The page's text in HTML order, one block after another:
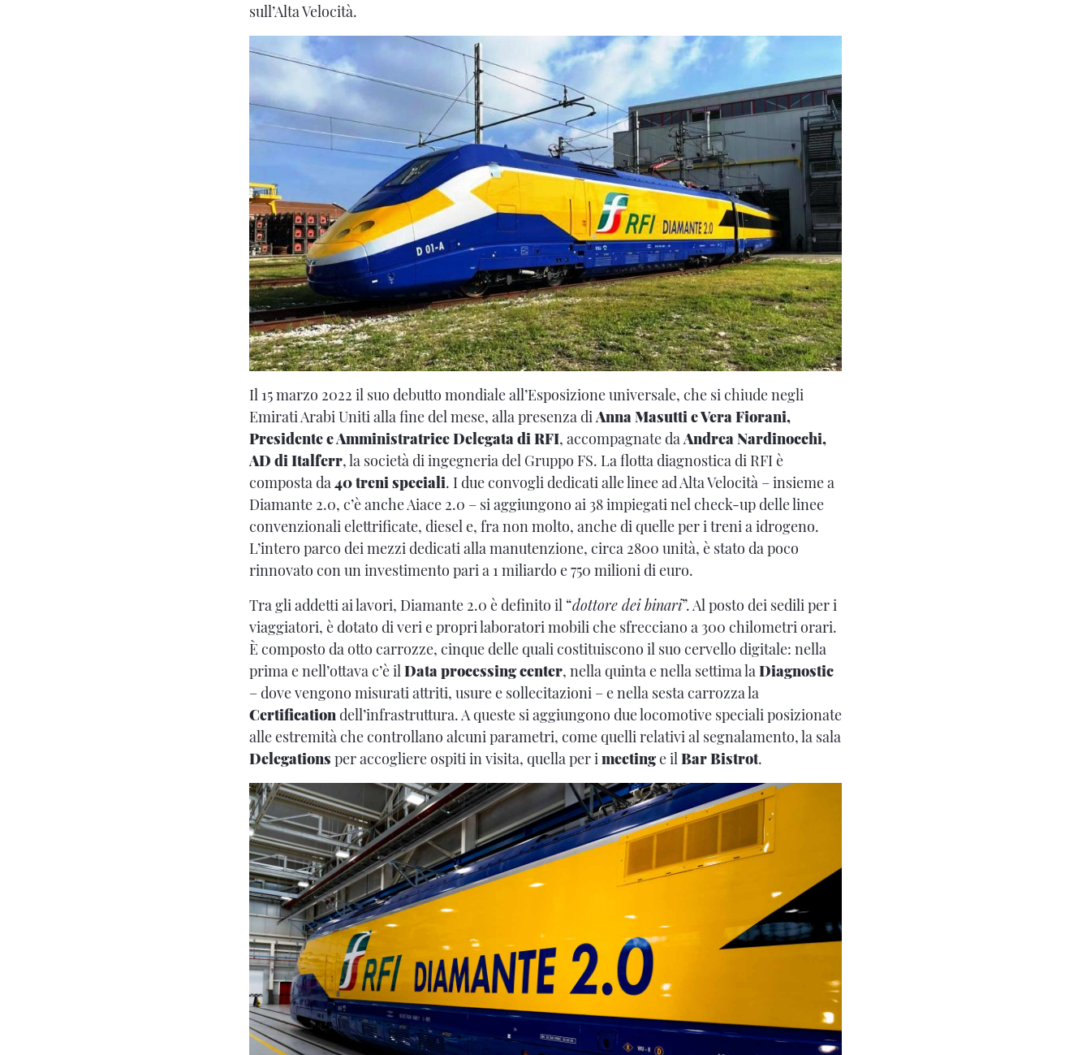
sull’Alta Velocità.
Il 15 marzo 2022 il suo debutto mondiale all’Esposizione universale, che si chiude negli
Emirati Arabi Uniti alla fine del mese, alla presenza di Anna Masutti e Vera Fiorani,
Presidente e Amministratrice Delegata di RFI, accompagnate da Andrea Nardinocchi,
AD di Italferr, la società di ingegneria del Gruppo FS. La flotta diagnostica di RFI è
composta da 40 treni speciali. I due convogli dedicati alle linee ad Alta Velocità – insieme a
Diamante 2.0, c’è anche Aiace 2.0 – si aggiungono ai 38 impiegati nel check-up delle linee
convenzionali elettrificate, diesel e, fra non molto, anche di quelle per i treni a idrogeno.
L’intero parco dei mezzi dedicati alla manutenzione, circa 2800 unità, è stato da poco
rinnovato con un investimento pari a 1 miliardo e 750 milioni di euro.
Tra gli addetti ai lavori, Diamante 2.0 è definito il “dottore dei binari”. Al posto dei sedili per i
viaggiatori, è dotato di veri e propri laboratori mobili che sfrecciano a 300 chilometri orari.
È composto da otto carrozze, cinque delle quali costituiscono il suo cervello digitale: nella
prima e nell’ottava c’è il Data processing center, nella quinta e nella settima la Diagnostic
– dove vengono misurati attriti, usure e sollecitazioni – e nella sesta carrozza la
Certification dell’infrastruttura. A queste si aggiungono due locomotive speciali posizionate
alle estremità che controllano alcuni parametri, come quelli relativi al segnalamento, la sala
Delegations per accogliere ospiti in visita, quella per i meetinge il BarBistrot.